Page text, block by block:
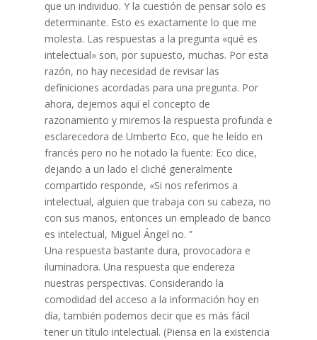
que un individuo. Y la cuestión de pensar solo es
determinante. Esto es exactamente lo que me
molesta. Las respuestas a la pregunta «qué es
intelectual» son, por supuesto, muchas. Por esta
razón, no hay necesidad de revisar las
definiciones acordadas para una pregunta. Por
ahora, dejemos aquí el concepto de
razonamiento y miremos la respuesta profunda e
esclarecedora de Umberto Eco, que he leído en
francés pero no he notado la fuente: Eco dice,
dejando a un lado el cliché generalmente
compartido responde, «Si nos referimos a
intelectual, alguien que trabaja con su cabeza, no
con sus manos, entonces un empleado de banco
es intelectual, Miguel Ángel no. ”
Una respuesta bastante dura, provocadora e
iluminadora. Una respuesta que endereza
nuestras perspectivas. Considerando la
comodidad del acceso a la información hoy en
día, también podemos decir que es más fácil
tener un título intelectual. (Piensa en la existencia